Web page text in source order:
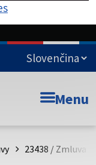
Menu
23438 / Zmluva